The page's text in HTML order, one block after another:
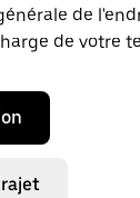
de
de votre